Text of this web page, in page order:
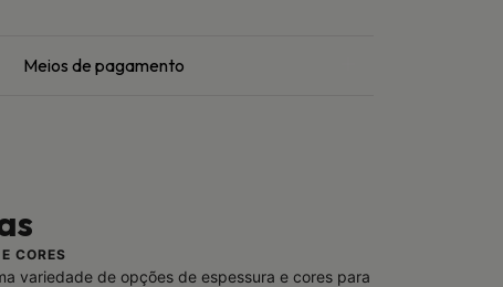
Meios de pagamento
CORES
variedade de opções de espessura e cores para